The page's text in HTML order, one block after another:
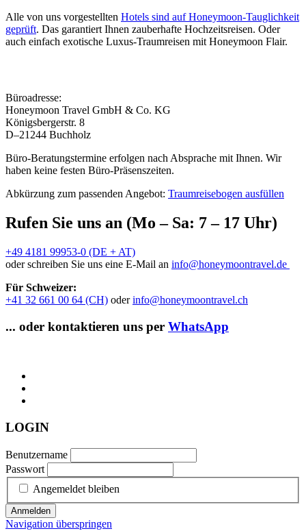
Alle von uns vorgestellten Hotels sind auf Honeymoon-Tauglichkeit
geprüft. Das garantiert Ihnen zauberhafte Hochzeitsreisen. Oder
auch einfach exotische Luxus-Traumreisen mit Honeymoon Flair.
Büroadresse:
Honeymoon Travel GmbH & Co. KG
Königsbergerstr. 8
D–21244 Buchholz
Büro-Beratungstermine erfolgen nach Absprache mit Ihnen. Wir
haben keine festen Büro-Präsenszeiten.
Abkürzung zum passenden Angebot: Traumreisebogen ausfüllen
Rufen Sie uns an (Mo – Sa: 7 – 17 Uhr)
+49 4181 99953-0 (DE + AT)
oder schreiben Sie uns eine E-Mail an info@honeymoontravel.de
Für Schweizer:
+41 32 661 00 64 (CH) oderinfo@honeymoontravel.ch
... oder kontaktieren uns per WhatsApp
LOGIN
Benutzername
Passwort
Angemeldet bleiben
Anmelden
Navigation überspringen